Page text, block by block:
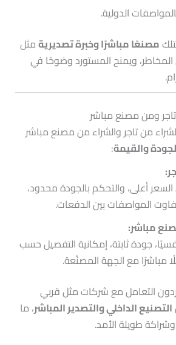
الدولية.
مصنعًا مباشرًا وخبرة تصديريةمثل
ويمنح المستورد وضوحًا في
ومن مصنع مباشر
من تاجر والشراء من مصنع مباشر
والقيمة:
السعر أعلى، والتحكم بالجودة محدود،
المواصفات بين الدفعات.
مباشر:
جودة ثابتة، إمكانية التفصيل حسب
مباشرًا مع الجهة المصنّعة.
التعامل مع شركات مثل قربي
التصنيع الداخلي والتصدير المباشر، ما
طويلة الأمد.